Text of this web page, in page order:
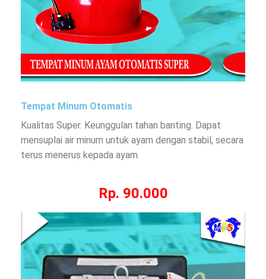
Tempat Minum Otomatis
Kualitas Super. Keunggulan tahan banting. Dapat
mensuplai air minum untuk ayam dengan stabil, secara
terus menerus kepada ayam.
Rp. 90.000